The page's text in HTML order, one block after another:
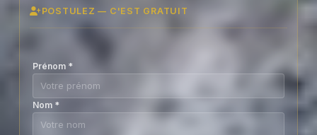
POSTULEZ — C'EST GRATUIT
Prénom *
Nom *